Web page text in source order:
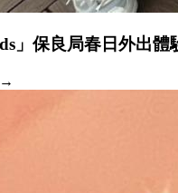
」保良局春日外出體
→